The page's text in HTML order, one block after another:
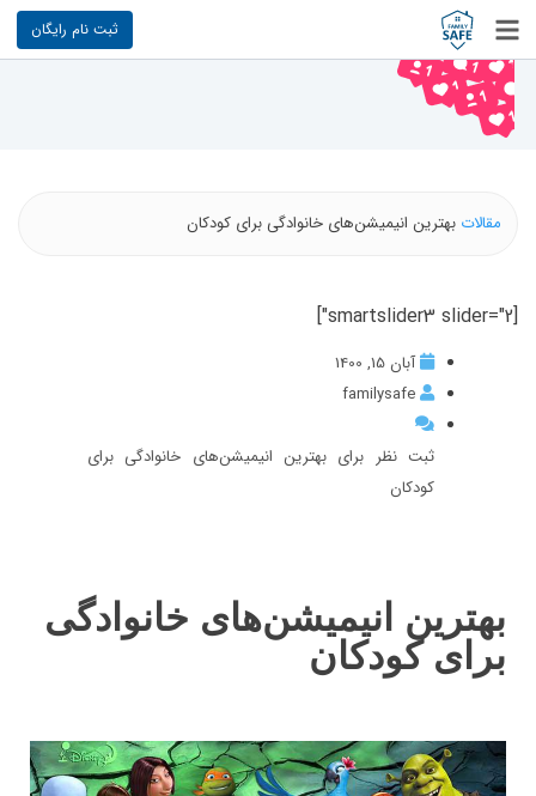
ثبت نام رایگان
مقالات بهترین انیمیشن‌های خانوادگی برای کودکان
[smartslider3 slider="2"]
آبان 15, 1400
familysafe
ثبت نظر برای بهترین انیمیشن‌های خانوادگی برای
کودکان
بهترین انیمیشن‌های خانوادگی
برای کودکان